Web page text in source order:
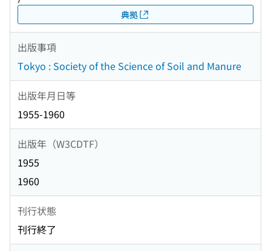
典拠
出版事項
Tokyo : Society of the Science of Soil and Manure
出版年月日等
1955-1960
出版年（W3CDTF）
1955
1960
刊行状態
刊行終了